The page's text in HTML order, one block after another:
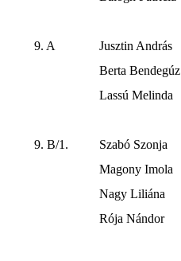
9. A
Jusztin András
Berta Bendegúz
Lassú Melinda
9. B/1.
Szabó Szonja
Magony Imola
Nagy Liliána
Rója Nándor